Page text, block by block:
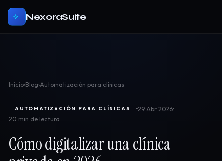
NexoraSuite
Inicio›Blog›Automatización para clínicas
AUTOMATIZACIÓN PARA CLÍNICAS
29 Abr 2026
20 min de lectura
Cómo digitalizar una clínica